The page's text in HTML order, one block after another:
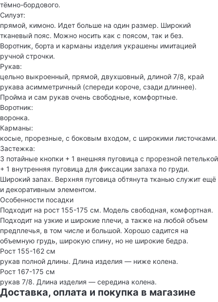
тёмно-бордового.
Силуэт:
прямой, кимоно. Идет больше на один размер. Широкий
тканевый пояс. Можно носить как с поясом, так и без.
Воротник, борта и карманы изделия украшены имитацией
ручной строчки.
Рукав:
цельно выкроенный, прямой, двухшовный, длиной 7/8, край
рукава асимметричный (спереди короче, сзади длиннее).
Пройма и сам рукав очень свободные, комфортные.
Воротник:
воронка.
Карманы:
косые, прорезные, с боковым входом, с широкими листочками.
Застежка:
3 потайные кнопки + 1 внешняя пуговица с прорезной петелькой
+ 1 внутренняя пуговица для фиксации запаха по груди.
Широкий запах. Верхняя пуговица обтянута тканью служит ещё
и декоративным элементом.
Особенности посадки
Подходит на рост 155-175 см. Модель свободная, комфортная.
Подходит на узкие и широкие плечи, а также на любой объем
предплечья, в том числе и большой. Хорошо садится на
объемную грудь, широкую спину, но не широкие бедра.
Рост 155-162 см
рукав полной длины. Длина изделия — ниже колена.
Рост 167-175 см
рукав 7/8. Длина изделия — середина колена.
Доставка, оплата и покупка в магазине